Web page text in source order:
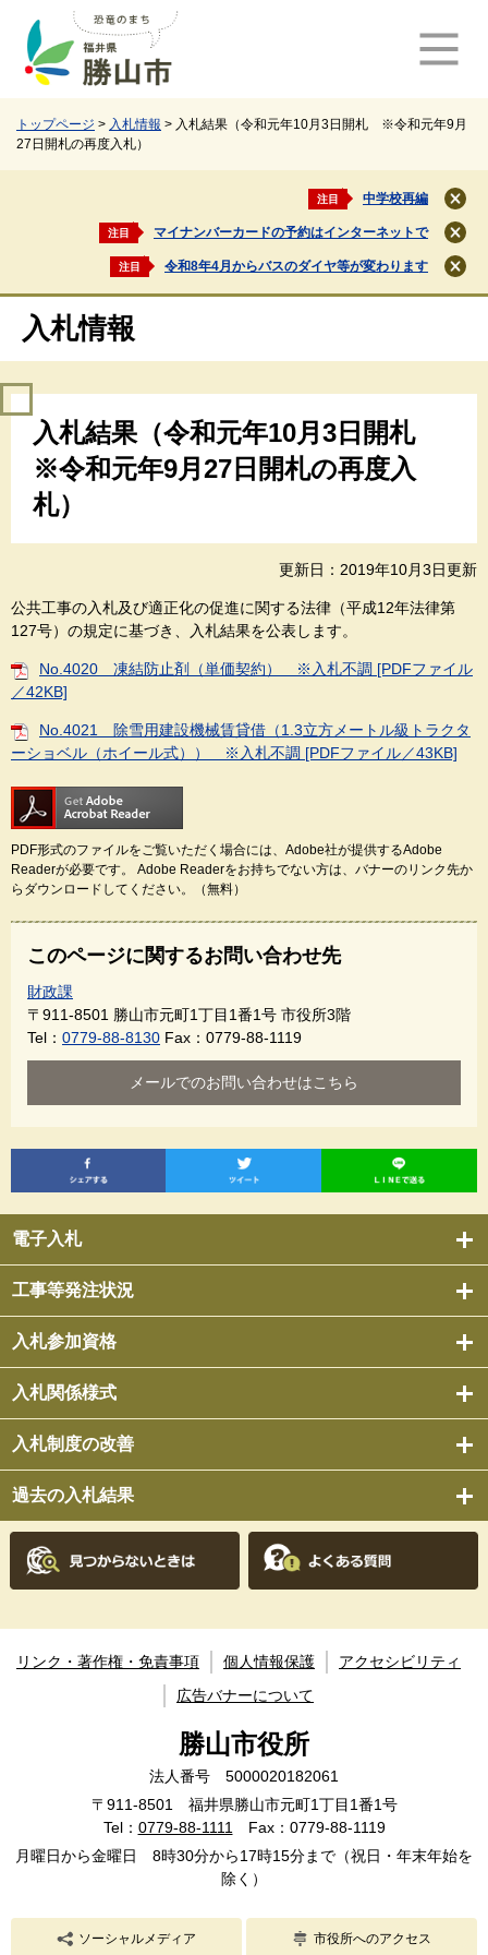
トップページ > 入札情報 > 入札結果（令和元年10月3日開札 ※令和元年9月
27日開札の再度入札）
注目 中学校再編
閉
じ
る
注目 マイナンバーカードの予約はインターネットで
閉
じ
る
注目 令和8年4月からバスのダイヤ等が変わります
閉
じ
入札情報
電子入札
工事等発注状況
入札参加資格
入札関係様式
入札制度の改善
過去の入札結果
入札結果（令和元年10月3日開札
※令和元年9月27日開札の再度入
札）
更新日：2019年10月3日更新
公共工事の入札及び適正化の促進に関する法律（平成12年法律第
127号）の規定に基づき、入札結果を公表します。
No.4020 凍結防止剤（単価契約） ※入札不調 [PDFファイル
／42KB]
No.4021 除雪用建設機械賃貸借（1.3立方メートル級トラクタ
ーショベル（ホイール式）） ※入札不調 [PDFファイル／43KB]
PDF形式のファイルをご覧いただく場合には、Adobe社が提供するAdobe
Readerが必要です。
Adobe Readerをお持ちでない方は、バナーのリンク先か
らダウンロードしてください。（無料）
このページに関するお問い合わせ先
財政課
〒911-8501 勝山市元町1丁目1番1号 市役所3階
Tel： 0779-88-8130 Fax：0779-88-1119
メールでのお問い合わせはこちら
リンク・著作権・免責事項 個人情報保護
アクセシビリティ
広告バナーについて
勝山市役所
法人番号 5000020182061
〒911-8501 福井県勝山市元町1丁目1番1号
Tel： 0779-88-1111
Fax：0779-88-1119
月曜日から金曜日 8時30分から17時15分まで（祝日・年末年始を
除く）
ソーシャルメディア 市役所へのアクセス